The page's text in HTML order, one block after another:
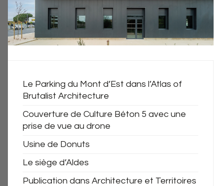
Le Parking du Mont d’Est dans l’Atlas of
Brutalist Architecture
Couverture de Culture Béton 5 avec une
prise de vue au drone
Usine de Donuts
Le siège d’Aldes
Publication dans Architecture et Territoires